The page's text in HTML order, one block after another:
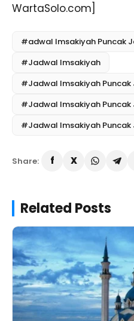
WartaSolo.com]
#adwal Imsakiyah Puncak
#Jadwal Imsakiyah
#Jadwal Imsakiyah Puncak
#Jadwal Imsakiyah Puncak
#Jadwal Imsakiyah Puncak
Share:
Related Posts